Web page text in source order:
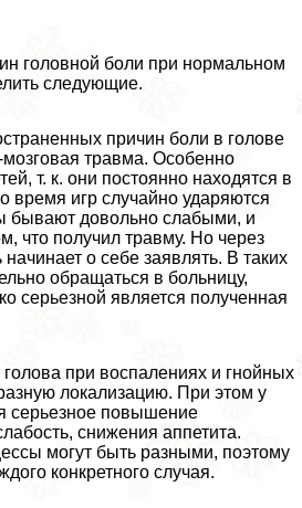
головной боли при нормальном
следующие.
причин боли в голове
травма. Особенно
т. к. они постоянно находятся в
время игр случайно ударяются
бывают довольно слабыми, и
что получил травму. Но через
о себе заявлять. В таких
обращаться в больницу,
серьезной является полученная
при воспалениях и гнойных
локализацию. При этом у
серьезное повышение
снижения аппетита.
могут быть разными, поэтому
конкретного случая.